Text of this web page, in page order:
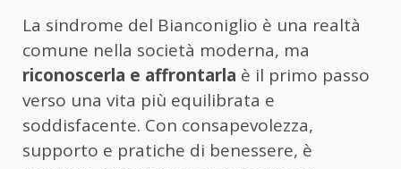
La sindrome del Bianconiglio è una realtà
comune nella società moderna, ma
riconoscerla e affrontarla è il primo passo
verso una vita più equilibrata e
soddisfacente. Con consapevolezza,
supporto e pratiche di benessere, è